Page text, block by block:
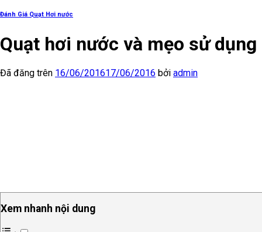
Đánh Giá Quạt Hơi nước
Quạt hơi nước và mẹo sử dụng
Đã đăng trên 16/06/201617/06/2016 bởi admin
Xem nhanh nội dung